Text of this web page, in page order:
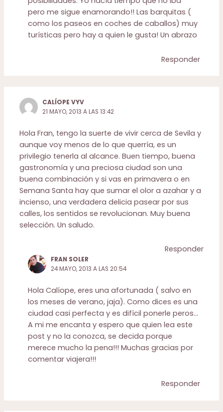
pero me sigue enamorando!! Las barquitas (
como los paseos en coches de caballos) muy
turísticas pero hay a quien le gusta! Un abrazo
Responder
CALÍOPE VYV
21 MAYO, 2013 A LAS 13:42
Hola Fran, tengo la suerte de vivir cerca de Sevila y
aunque voy menos de lo que querría, es un
privilegio tenerla al alcance. Buen tiempo, buena
gastronomía y una preciosa ciudad son una
buena combinación y si vas en primavera o en
Semana Santa hay que sumar el olor a azahar y a
incienso, una verdadera delicia pasear por sus
calles, los sentidos se revolucionan. Muy buena
selección. Un saludo.
Responder
FRAN SOLER
24 MAYO, 2013 A LAS 20:54
Hola Calíope, eres una afortunada ( salvo en
los meses de verano, jaja). Como dices es una
ciudad casi perfecta y es difícil ponerle peros…
A mi me encanta y espero que quien lea este
post y no la conozca, se decida porque
merece mucho la pena!!! Muchas gracias por
comentar viajera!!!
Responder